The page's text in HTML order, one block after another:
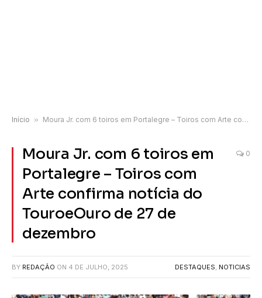
Início » Moura Jr. com 6 toiros em Portalegre – Toiros com Arte confirma notícia do TouroeOuro de 27 de dezembro
Moura Jr. com 6 toiros em
Portalegre – Toiros com
Arte confirma notícia do
TouroeOuro de 27 de
dezembro
0
BY REDAÇÃO ON 4 DE JULHO, 2025 DESTAQUES, NOTICIAS